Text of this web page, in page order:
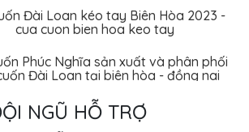
Đài Loan kéo tay Biên Hòa 2023 -
cua cuon bien hoa keo tay
Phúc Nghĩa sản xuất và phân phối
Đài Loan tại biên hòa - đồng nai
NGŨ HỖ TRỢ